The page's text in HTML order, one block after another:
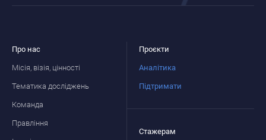
Про нас
Місія, візія, цінності
Тематика досліджень
Команда
Правління
Проєкти
Аналітика
Підтримати
Стажерам